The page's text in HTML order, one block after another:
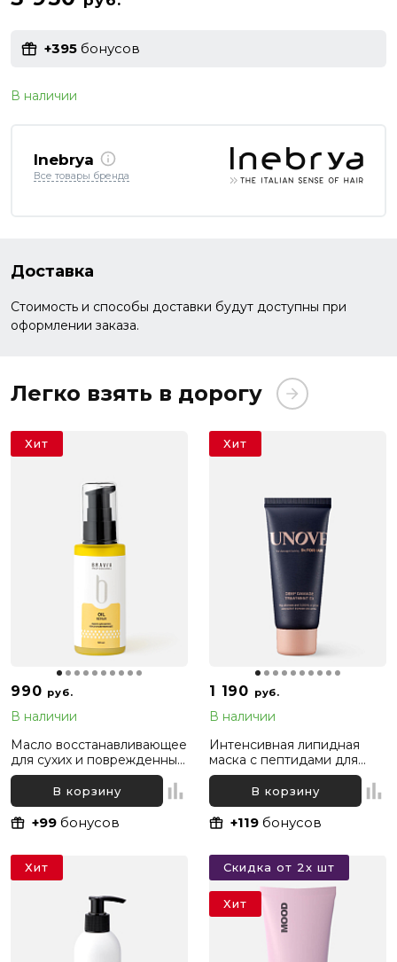
+395 бонусов
В наличии
Inebrya
Все товары бренда
Доставка
Стоимость и способы доставки будут доступны при
оформлении заказа.
Легко взять в дорогу
990 руб.
В наличии
Масло восстанавливающее
для сухих и поврежденных
волос Bravia Oil Hair Repair,
В корзину
+99 бонусов
Хит
1 190 руб.
В наличии
Интенсивная липидная
маска с пептидами для
глубокого восстановления
волос Dr. For Hair Unove,
40 мл
В корзину
+119 бонусов
Хит
Хит Скидка от 2х шт
Хит